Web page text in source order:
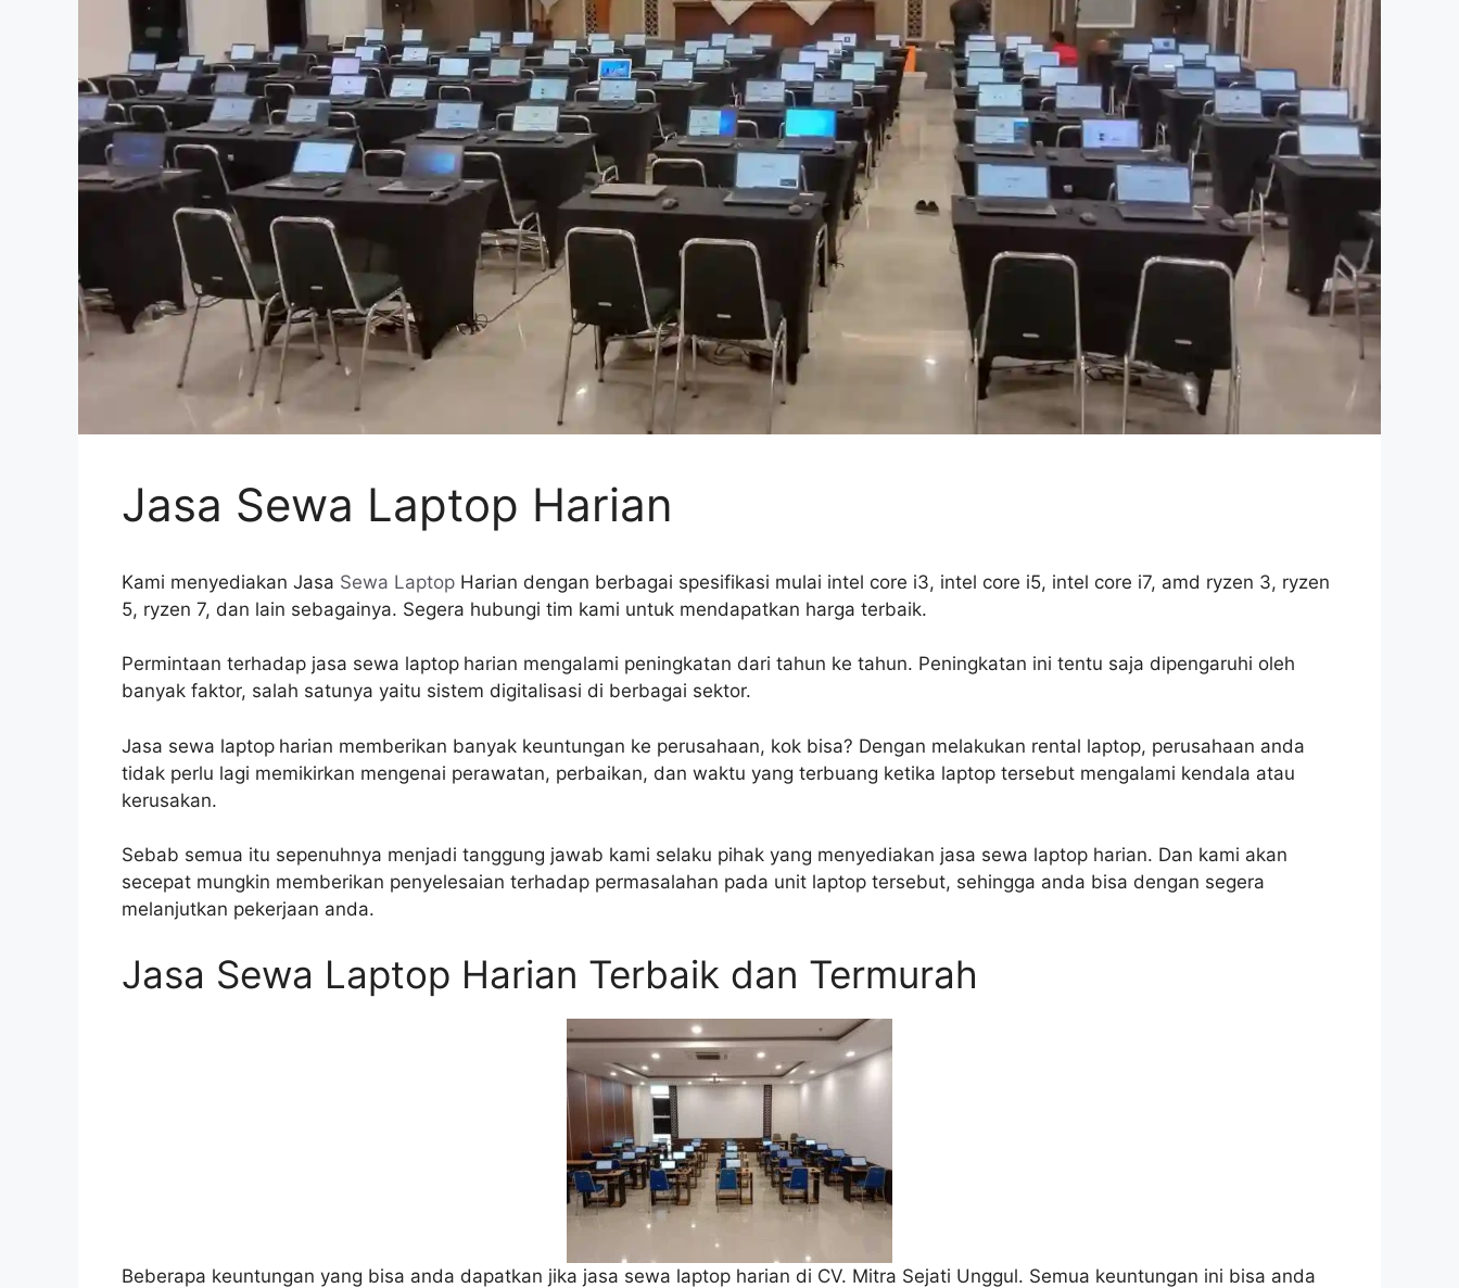
Jasa Sewa Laptop Harian
Kami menyediakan Jasa Sewa Laptop Harian dengan berbagai spesifikasi mulai intel core i3, intel core i5, intel core i7, amd ryzen 3, ryzen
5, ryzen 7, dan lain sebagainya. Segera hubungi tim kami untuk mendapatkan harga terbaik.
Permintaan terhadap jasa sewa laptop harian mengalami peningkatan dari tahun ke tahun. Peningkatan ini tentu saja dipengaruhi oleh
banyak faktor, salah satunya yaitu sistem digitalisasi di berbagai sektor.
Jasa sewa laptop harian memberikan banyak keuntungan ke perusahaan, kok bisa? Dengan melakukan rental laptop, perusahaan anda
tidak perlu lagi memikirkan mengenai perawatan, perbaikan, dan waktu yang terbuang ketika laptop tersebut mengalami kendala atau
kerusakan.
Sebab semua itu sepenuhnya menjadi tanggung jawab kami selaku pihak yang menyediakan jasa sewa laptop harian. Dan kami akan
secepat mungkin memberikan penyelesaian terhadap permasalahan pada unit laptop tersebut, sehingga anda bisa dengan segera
melanjutkan pekerjaan anda.
Jasa Sewa Laptop Harian Terbaik dan Termurah
Beberapa keuntungan yang bisa anda dapatkan jika jasa sewa laptop harian di CV. Mitra Sejati Unggul. Semua keuntungan ini bisa anda